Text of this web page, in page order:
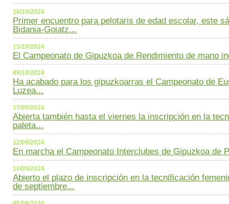
16/10/2024
Primer encuentro para pelotaris de edad escolar, este
Bidania-Goiatz...
15/10/2024
El Campeonato de Gipuzkoa de Rendimiento de mano
09/10/2024
Ha acabado para los gipuzkoarras el Campeonato de
Luzea...
17/09/2024
Abierta también hasta el viernes la inscripción en la
paleta...
12/09/2024
En marcha el Campeonato Interclubes de Gipuzkoa de
10/09/2024
Abierto el plazo de inscripción en la tecnificación
de septiembre...